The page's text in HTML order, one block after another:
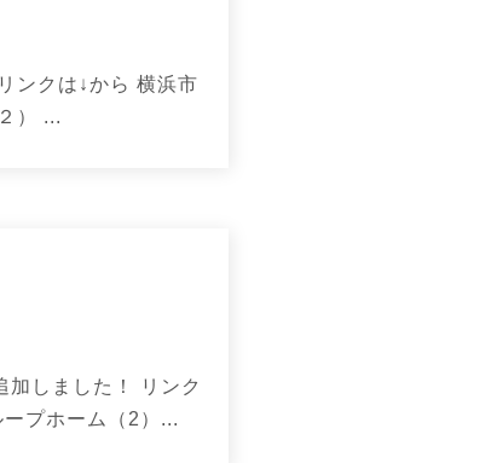
ンクは↓から 横浜市
） ...
しました！ リンク
プホーム（2）...